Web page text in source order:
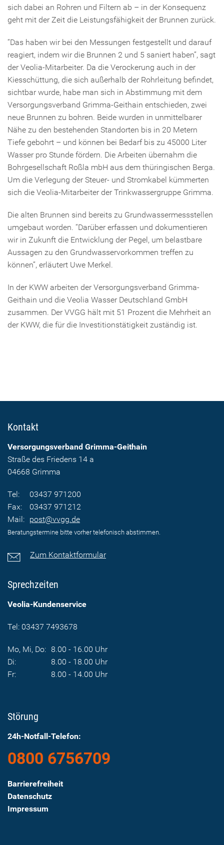
sich dabei an Rohren und Filtern ab – in der Konsequenz
geht mit der Zeit die Leistungsfähigkeit der Brunnen zurück.
“Das haben wir bei den Messungen festgestellt und darauf
reagiert, indem wir die Brunnen 2 und 5 saniert haben”, sagt
der Veolia-Mitarbeiter. Da die Verockerung auch in der
Kiesschüttung, die sich außerhalb der Rohrleitung befindet,
sichtbar wurde, habe man sich in Abstimmung mit dem
Versorgungsverband Grimma-Geithain entschieden, zwei
neue Brunnen zu bohren. Beide wurden in unmittelbarer
Nähe zu den bestehenden Standorten bis in 20 Metern
Tiefe gebohrt – und können bei Bedarf bis zu 45000 Liter
Wasser pro Stunde fördern. Die Arbeiten übernahm die
Bohrgesellschaft Roßla mbH aus dem thüringischen Berga.
Um die Verlegung der Steuer- und Stromkabel kümmerten
sich die Veolia-Mitarbeiter der Trinkwassergruppe Grimma.
Die alten Brunnen sind bereits zu Grundwassermessstellen
umgebaut worden. “Darüber erfassen und dokumentieren
wir in Zukunft die Entwicklung der Pegel, um belastbare
Aussagen zu den Grundwasservorkommen treffen zu
können”, erläutert Uwe Merkel.
In der KWW arbeiten der Versorgungsverband Grimma-
Geithain und die Veolia Wasser Deutschland GmbH
zusammen. Der VVGG hält mit 51 Prozent die Mehrheit an
der KWW, die für die Investitionstätigkeit zuständig ist.
Kontakt
Versorgungsverband Grimma-Geithain
Straße des Friedens 14 a
04668 Grimma
Tel:
03437 971200
Fax:
03437 971212
Mail: post@vvgg.de
Beratungstermine bitte vorher telefonisch abstimmen.
Zum Kontaktformular
Sprechzeiten
Veolia-Kundenservice
Tel: 03437 7493678
Mo, Mi, Do: 8.00 - 16.00 Uhr
Di:
8.00 - 18.00 Uhr
Fr:
8.00 - 14.00 Uhr
Störung
24h-Notfall-Telefon:
0800 6756709
Barrierefreiheit
Datenschutz
Impressum